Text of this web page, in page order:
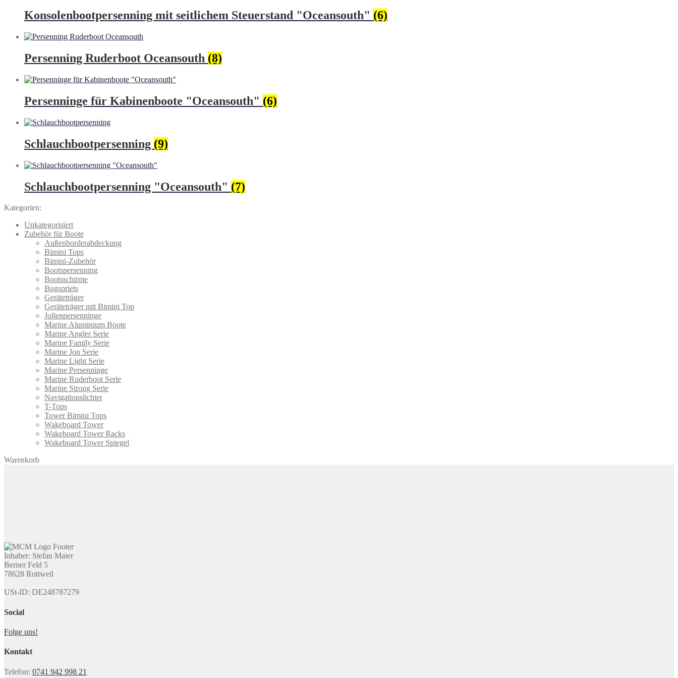
Konsolenbootpersenning mit seitlichem Steuerstand "Oceansouth" (6)
Persenning Ruderboot Oceansouth (8)
Persenninge für Kabinenboote "Oceansouth" (6)
Schlauchbootpersenning (9)
Schlauchbootpersenning "Oceansouth" (7)
Kategorien:
Unkategorisiert
Zubehör für Boote
Außenborderabdeckung
Bimini Tops
Bimini-Zubehör
Bootspersenning
Bootsschirme
Bugspriets
Geräteträger
Geräteträger mit Bimini Top
Jollenpersenninge
Marine Aluminium Boote
Marine Angler Serie
Marine Family Serie
Marine Jon Serie
Marine Light Serie
Marine Persenninge
Marine Ruderboot Serie
Marine Strong Serie
Navigationslichter
T-Tops
Tower Bimini Tops
Wakeboard Tower
Wakeboard Tower Racks
Wakeboard Tower Spiegel
Warenkorb
Inhaber: Stefan Maier
Berner Feld 5
78628 Rottweil
USt-ID: DE248787279
Social
Folge uns!
Kontakt
Telefon: 0741 942 998 21